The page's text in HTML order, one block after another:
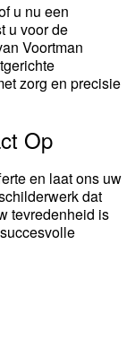
u nu een
u voor de
Voortman
zorg en precisie
Op
en laat ons uw
dat
tevredenheid is